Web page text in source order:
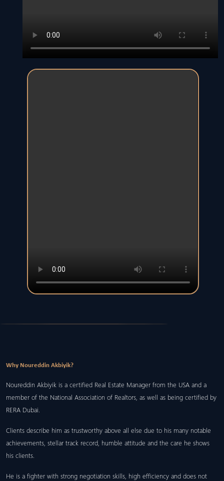
Why Noureddin Akbiyik?
Noureddin Akbiyik is a certified Real Estate Manager from the USA and a
member of the National Association of Realtors, as well as being certified by
RERA Dubai.
Clients describe him as trustworthy above all else due to his many notable
achievements, stellar track record, humble attitude and the care he shows
his clients.
He is a fighter with strong negotiation skills, high efficiency and does not